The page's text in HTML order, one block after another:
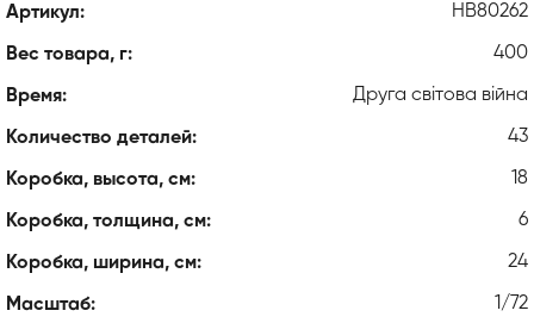
Артикул: HB80262
Вес товара, г: 400
Время: Друга світова війна
Количество деталей: 43
Коробка, высота, см: 18
Коробка, толщина, см: 6
Коробка, ширина, см: 24
Масштаб: 1/72